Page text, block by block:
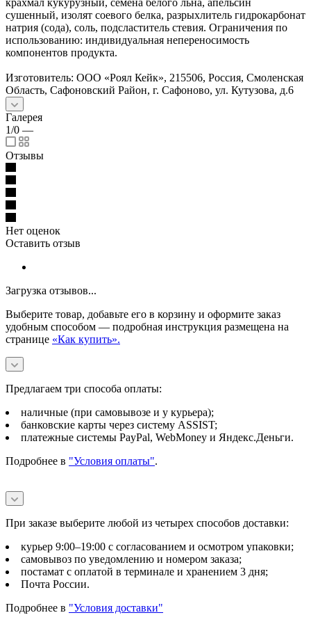
сушенный, изолят соевого белка, разрыхлитель гидрокарбонат
натрия (сода), соль, подсластитель стевия. Ограничения по
использованию: индивидуальная непереносимость
компонентов продукта.
Изготовитель: ООО «Роял Кейк», 215506, Россия, Смоленская
Область, Сафоновский Район, г. Сафоново, ул. Кутузова, д.6
Галерея
1/0 —
Отзывы
Нет оценок
Оставить отзыв
Загрузка отзывов...
Выберите товар, добавьте его в корзину и оформите заказ
удобным способом — подробная инструкция размещена на
странице «Как купить».
Предлагаем три способа оплаты:
наличные (при самовывозе и у курьера);
банковские карты через систему ASSIST;
платежные системы PayPal, WebMoney и Яндекс.Деньги.
Подробнее в "Условия оплаты".
При заказе выберите любой из четырех способов доставки:
курьер 9:00–19:00 с согласованием и осмотром упаковки;
самовывоз по уведомлению и номером заказа;
постамат с оплатой в терминале и хранением 3 дня;
Почта России.
Подробнее в "Условия доставки"